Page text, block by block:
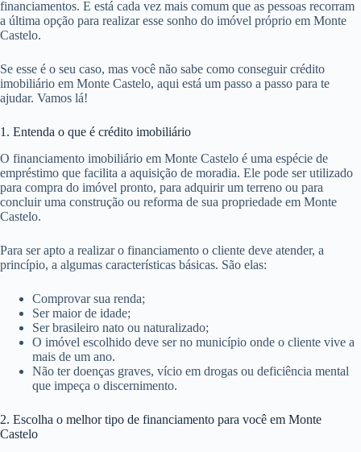
financiamentos. E está cada vez mais comum que as pessoas recorram
a última opção para realizar esse sonho do imóvel próprio em Monte
Castelo.
Se esse é o seu caso, mas você não sabe como conseguir crédito
imobiliário em Monte Castelo, aqui está um passo a passo para te
ajudar. Vamos lá!
1. Entenda o que é crédito imobiliário
O financiamento imobiliário em Monte Castelo é uma espécie de
empréstimo que facilita a aquisição de moradia. Ele pode ser utilizado
para compra do imóvel pronto, para adquirir um terreno ou para
concluir uma construção ou reforma de sua propriedade em Monte
Castelo.
Para ser apto a realizar o financiamento o cliente deve atender, a
princípio, a algumas características básicas. São elas:
Comprovar sua renda;
Ser maior de idade;
Ser brasileiro nato ou naturalizado;
O imóvel escolhido deve ser no município onde o cliente vive a
mais de um ano.
Não ter doenças graves, vício em drogas ou deficiência mental
que impeça o discernimento.
2. Escolha o melhor tipo de financiamento para você em Monte
Castelo